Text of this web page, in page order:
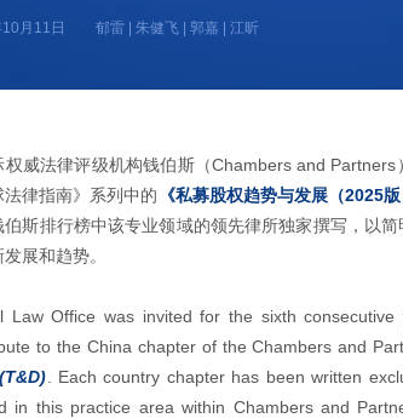
月11日 郁雷 | 朱健飞 | 郭嘉 | 江昕
权威法律评级机构钱伯斯（Chambers and
法律指南》系列中的 《私募股权趋势与发展（2025
伯斯排行榜中该专业领域的领先律所独家撰写，以
展和趋势。
Law Office was invited for the sixth
to the China chapter of the Chambers and
. Each country chapter has been written
in this practice area within Chambers and